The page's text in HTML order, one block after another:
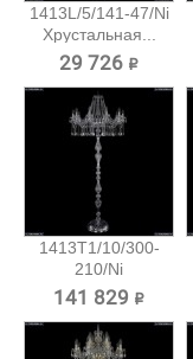
1413L/5/141-47/Ni
Хрустальная...
29 726 ₽
1413T1/10/300-
210/Ni
Хрустальный...
141 829 ₽